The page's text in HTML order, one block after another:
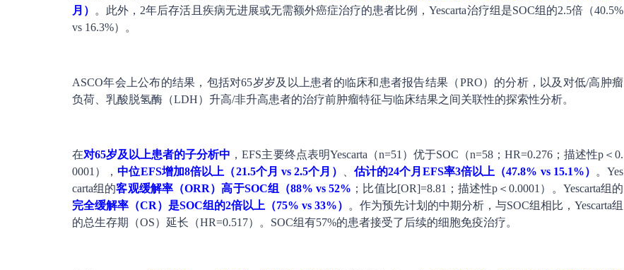
月）
。此外，2年后存活且疾病无进展或无需额外癌症治疗的患者比例，Yescarta治疗组是SOC组的2.5倍（40.5%
vs 16.3%）。
ASCO年会上公布的结果，包括对65岁岁及以上患者的临床和患者报告结果（PRO）的分析，以及对低/高肿瘤
负荷、乳酸脱氢酶（LDH）升高/非升高患者的治疗前肿瘤特征与临床结果之间关联性的探索性分析。
在对65岁及以上患者的子分析中 ，EFS主要终点表明Yescarta（n=51）优于SOC（n=58；HR=0.276；描述性p＜0.
0001），中位EFS增加8倍以上（21.5个月 vs 2.5个月） 估计的24个月EFS率3倍以上（47.8% vs 15.1%）
。Yes
carta组的客观缓解率（ORR）高于SOC组（88% vs 52% ；比值比[OR]=8.81；描述性p＜0.0001）。Yescarta组的
完全缓解率（CR）是SOC组的2倍以上（75% vs 33%）
。作为预先计划的中期分析，与SOC组相比，Yescarta组
的总生存期（OS）延长（HR=0.517）。SOC组有57%的患者接受了后续的细胞免疫治疗。